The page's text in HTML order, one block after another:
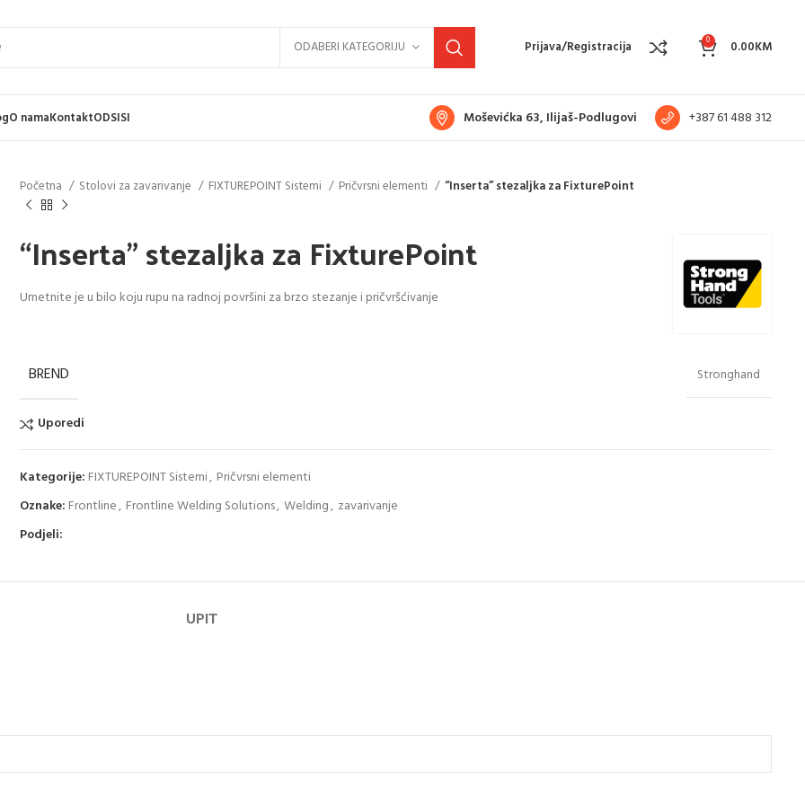
ODABERI KATEGORIJU Prijava/Registracija 0 0.00KM
O namaKontaktODSISI Moševićka 63, Ilijaš-Podlugovi +387 61 488 312
Početna Stolovi za zavarivanje FIXTUREPOINT Sistemi Pričvrsni elementi “Inserta” stezaljka za FixturePoint
“Inserta” stezaljka za FixturePoint
Umetnite je u bilo koju rupu na radnoj površini za brzo stezanje i pričvršćivanje
BREND Stronghand
Uporedi
Kategorije: FIXTUREPOINT Sistemi, Pričvrsni elementi
Oznake: Frontline, Frontline Welding Solutions, Welding, zavarivanje
Podjeli:
UPIT